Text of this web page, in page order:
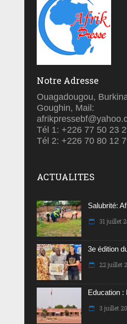
Notre Adresse
Ouagadougou,
Goughin, Mail:
Tél 1: +226 77 50 23
Tél 2: +226 70 80 12
ACTUALITES
Salubrité:
31 juillet
3e édition
22 juillet
Education :
3 juillet